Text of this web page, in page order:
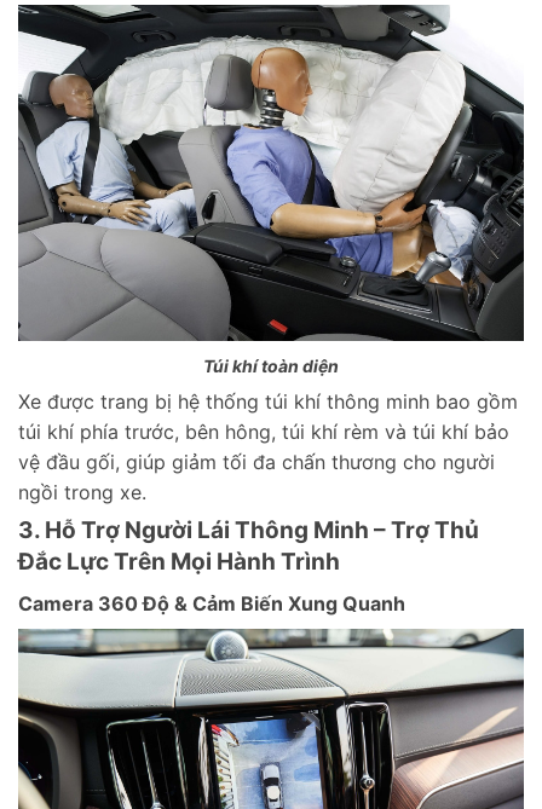
Túi khí toàn diện
Xe được trang bị hệ thống túi khí thông minh bao gồm
túi khí phía trước, bên hông, túi khí rèm và túi khí bảo
vệ đầu gối, giúp giảm tối đa chấn thương cho người
ngồi trong xe.
3. Hỗ Trợ Người Lái Thông Minh – Trợ Thủ
Đắc Lực Trên Mọi Hành Trình
Camera 360 Độ & Cảm Biến Xung Quanh